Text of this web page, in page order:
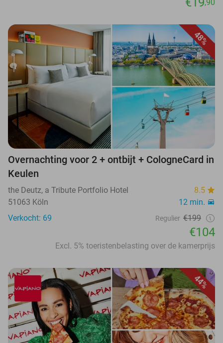
,90
48%
Overnachting voor 2 + ontbijt + CologneCard in
Keulen
the Deutz, a Tribute Portfolio Hotel
8.5
51063 Köln
12 min.
Verkocht: 69
Regulier €199
€104
Excl. 5% toeristenbelasting over de kamerprijs
44%